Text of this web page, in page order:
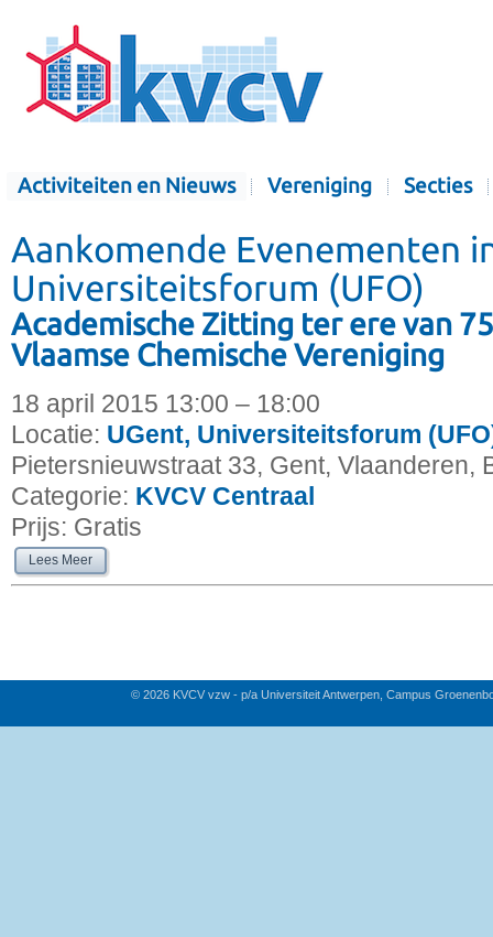
Activiteiten en Nieuws Vereniging Secties
Aankomende Evenementen
Universiteitsforum (UFO)
Academische Zitting ter ere van
Vlaamse Chemische Vereniging
18 april 2015 13:00 – 18:00
Locatie: UGent, Universiteitsforum
Pietersnieuwstraat 33, Gent, Vlaanderen,
Categorie: KVCV Centraal
Prijs: Gratis
Lees Meer
© 2026 KVCV vzw - p/a Universiteit Antwerpen, Campus